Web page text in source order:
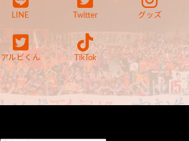
LINE Twitter グッズ
アルビくん TikTok